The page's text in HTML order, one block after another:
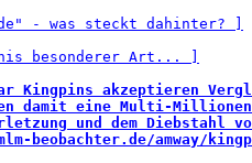
- was steckt dahinter? ]
besonderer Art... ]
Kingpins
damit eine Multi-
und dem Diebstahl
beobachter.de/amway/